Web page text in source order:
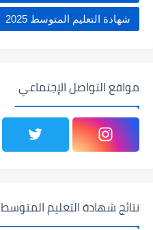
شهادة التعليم المتوسط 2025
مواقع التواصل الإجتماعي
نتائج شهادة التعليم المتوسط 2024 bem.onec.dz